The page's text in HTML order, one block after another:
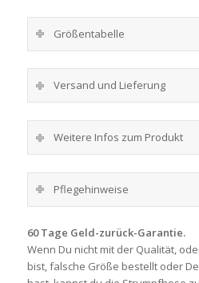
Größentabelle
Versand und Lieferung
Weitere Infos zum Produkt
Pflegehinweise
60 Tage Geld-zurück-Garantie.
Wenn Du nicht mit der Qualität,
bist, falsche Größe bestellt oder